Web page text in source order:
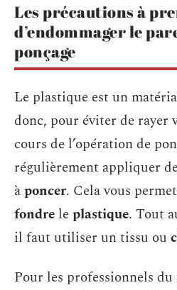
Les précautions à
d’endommager le
ponçage
Le plastique est un
donc, pour éviter de rayer
cours de l’opération de
régulièrement appliquer
àponcer. Cela vous
fondre leplastique. Tout
il faut utiliser un tissu ou
Pour les professionnels